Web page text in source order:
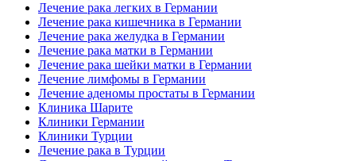
Лечение рака легких в Германии
Лечение рака кишечника в Германии
Лечение рака желудка в Германии
Лечение рака матки в Германии
Лечение рака шейки матки в Германии
Лечение лимфомы в Германии
Лечение аденомы простаты в Германии
Клиника Шарите
Клиники Германии
Клиники Турции
Лечение рака в Турции